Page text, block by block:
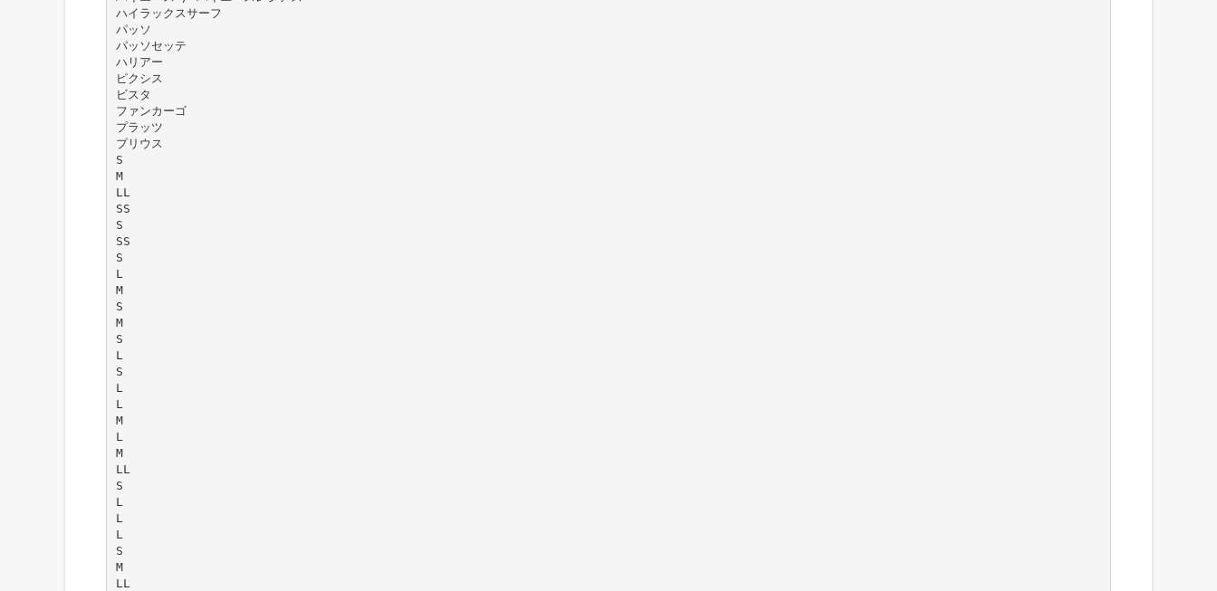
ハイラックスサーフ
パッソ
パッソセッテ
ハリアー
ピクシス
ビスタ
ファンカーゴ
プラッツ
プリウス
S
M
LL
SS
S
SS
S
L
M
S
M
S
L
S
L
L
M
L
M
LL
S
L
L
L
S
M
LL